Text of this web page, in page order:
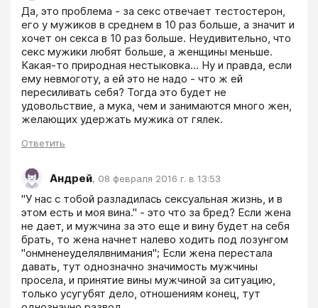
Да, это проблема - за секс отвечает тестостерон,
его у мужиков в среднем в 10 раз больше, а значит и
хочет он секса в 10 раз больше. Неудивительно, что
секс мужики любят больше, а женщины меньше.
Какая-то природная нестыковка... Ну и правда, если
ему невмоготу, а ей это не надо - что ж ей
пересиливать себя? Тогда это будет не
удовольствие, а мука, чем и занимаются много жен,
желающих удержать мужика от гялек.
Ответить
Андрей, 08 февраля 2016 г. в 13:53
"У нас с тобой разладилась сексуальная жизнь, и в
этом есть и моя вина." - это что за бред? Если жена
не дает, и мужчина за это еще и вину будет на себя
брать, то жена начнет налево ходить под лозунгом
"онмненеуделялвнимания"; Если жена перестала
давать, тут однозначно значимость мужчины
просела, и принятие вины мужчиной за ситуацию,
только усугубят дело, отношениям конец, тут